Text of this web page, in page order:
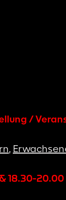
/
,
18.30-